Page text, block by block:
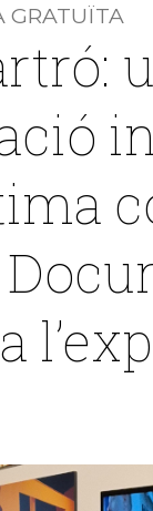
GRATUÏTA